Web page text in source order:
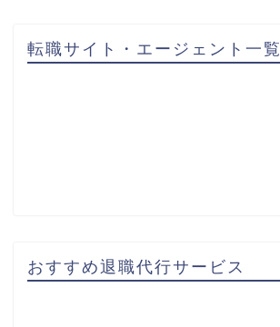
転職サイト・エージェント一覧
おすすめ退職代行サービス